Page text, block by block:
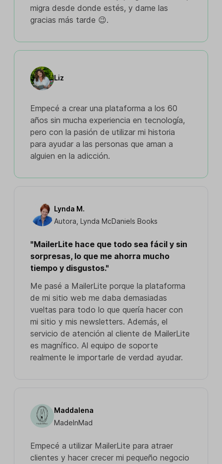
migra desde donde estés, y dame las
gracias más tarde 😉.
Liz
Empecé a crear una plataforma a los 60
años sin mucha experiencia en tecnología,
pero con la pasión de utilizar mi historia
para ayudar a las personas que aman a
alguien en la adicción.
Lynda M.
Autora, Lynda McDaniels Books
"MailerLite hace que todo sea fácil y sin
sorpresas, lo que me ahorra mucho
tiempo y disgustos."
Me pasé a MailerLite porque la plataforma
de mi sitio web me daba demasiadas
vueltas para todo lo que quería hacer con
mi sitio y mis newsletters. Además, el
servicio de atención al cliente de MailerLite
es magnífico. Al equipo de soporte
realmente le importarle de verdad ayudar.
Maddalena
MadeInMad
Empecé a utilizar MailerLite para atraer
clientes y hacer crecer mi pequeño negocio